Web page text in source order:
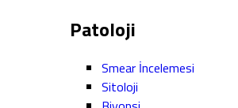
Patoloji
Smear İncelemesi
Sitoloji